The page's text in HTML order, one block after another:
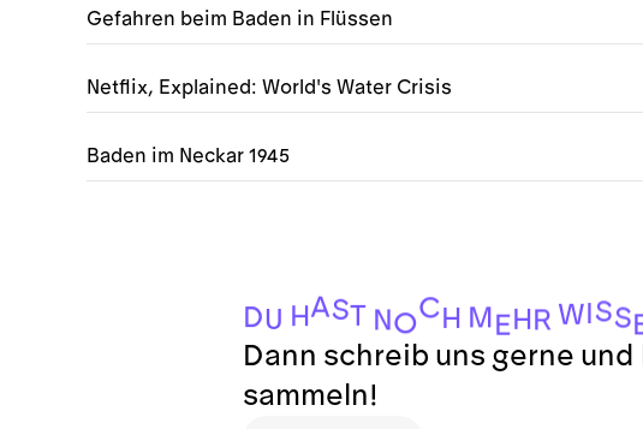
Gefahren beim Baden in Flüssen
Netflix, Explained: World's Water Crisis
Baden im Neckar 1945
DU HAST NOC H M E H R W SS
Dann schreib uns gerne
sammeln!